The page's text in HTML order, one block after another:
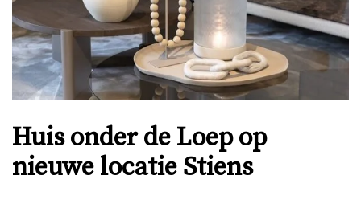
Huis onder de Loep op
nieuwe locatie Stiens